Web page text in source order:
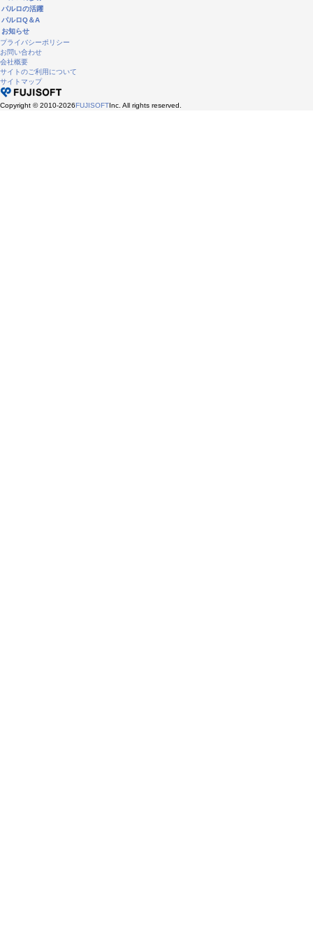
パルロの活躍
パルロQ＆A
お知らせ
プライバシーポリシー
お問い合わせ
会社概要
サイトのご利用について
サイトマップ
Copyright © 2010-2026FUJISOFTInc. All rights reserved.